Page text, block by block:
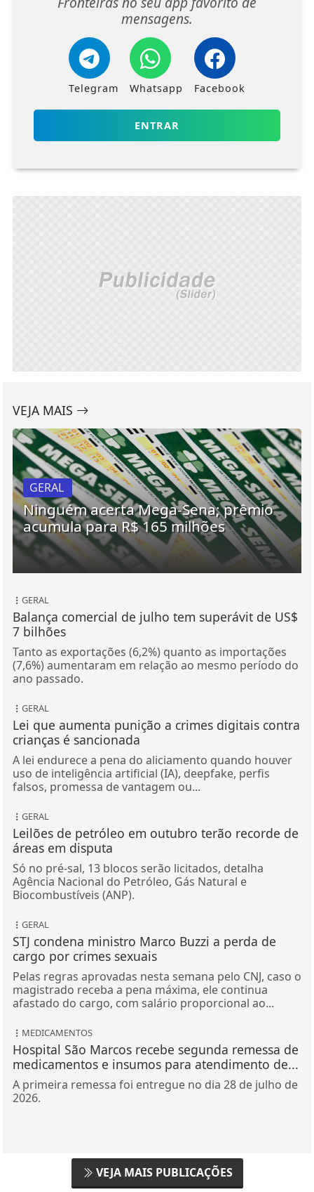
mensagens.
Telegram Whatsapp Facebook
ENTRAR
VEJA MAIS
GERAL
Ninguém acerta Mega-Sena; prêmio
acumula para R$ 165 milhões
GERAL
Balança comercial de julho tem superávit de US$
7 bilhões
Tanto as exportações (6,2%) quanto as importações
(7,6%) aumentaram em relação ao mesmo período do
ano passado.
GERAL
Lei que aumenta punição a crimes digitais contra
crianças é sancionada
A lei endurece a pena do aliciamento quando houver
uso de inteligência artificial (IA), deepfake, perfis
falsos, promessa de vantagem ou...
GERAL
Leilões de petróleo em outubro terão recorde de
áreas em disputa
Só no pré-sal, 13 blocos serão licitados, detalha
Agência Nacional do Petróleo, Gás Natural e
Biocombustíveis (ANP).
GERAL
STJ condena ministro Marco Buzzi a perda de
cargo por crimes sexuais
Pelas regras aprovadas nesta semana pelo CNJ, caso o
magistrado receba a pena máxima, ele continua
afastado do cargo, com salário proporcional ao...
MEDICAMENTOS
Hospital São Marcos recebe segunda remessa de
medicamentos e insumos para atendimento de...
A primeira remessa foi entregue no dia 28 de julho de
2026.
VEJA MAIS PUBLICAÇÕES